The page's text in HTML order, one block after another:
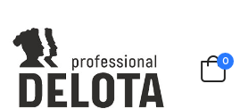
0